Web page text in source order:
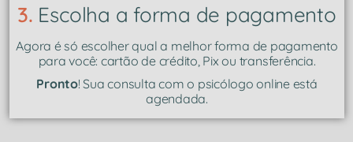
3. Escolha a forma de pagamento
Agora é só escolher qual a melhor forma de pagamento
para você: cartão de crédito, Pix ou transferência.
Pronto! Sua consulta com o psicólogo online está
agendada.